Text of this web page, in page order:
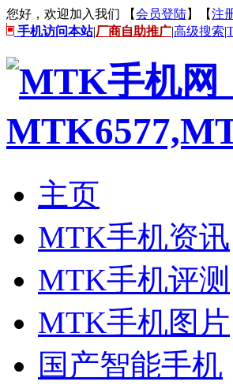
您好，欢迎加入我们 【会员登陆】【注
手机访问本站|厂商自助推广|高级搜索|
主页
MTK手机资讯
MTK手机评测
MTK手机图片
国产智能手机